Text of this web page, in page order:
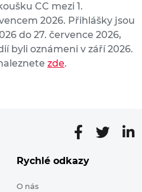
CC mezi 1.
2026. Přihlášky jsou
do 27. července 2026,
byli oznámeni v září 2026.
zde.
Rychlé odkazy
O nás